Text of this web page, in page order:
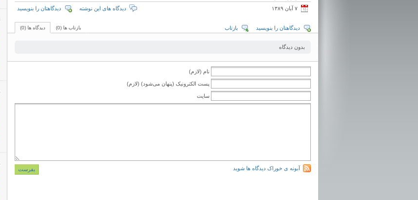
۷ آبان ۱۳۸۹ دیدگاهتان را بنویسید دیدگاه های این نوشته
دیدگاه ها (0) بازتاب ها (0) دیدگاهتان را بنویسید بازتاب
بدون دیدگاه
نام (لازم)
پست الکترونیک (پنهان می‌شود) (لازم)
سایت
آبونه ی خوراک دیدگاه ها شوید